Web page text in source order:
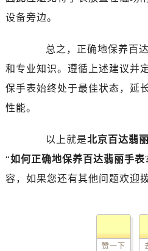
设备旁边。
总之，正确地保养百达
和专业知识。遵循上述建议并
保手表始终处于最佳状态，延
性能。
以上就是北京百达翡
“如何正确地保养百达翡丽手
容，如果您还有其他问题欢迎
赞一下